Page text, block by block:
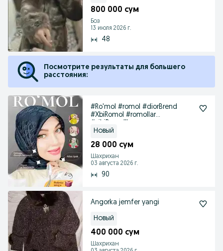
800 000 сум
Боз
13 июля 2026 г.
48
Посмотрите результаты для большего
расстояния:
#Ro'mol #romol #diorBrend
#XbiRomol #romollar
Новый
28 000 сум
Шахрихан
03 августа 2026 г.
90
Angorka jemfer yangi
Новый
400 000 сум
Шахрихан